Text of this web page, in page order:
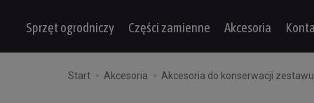
Sprzęt ogrodniczy Części zamienne Akcesoria
Start Akcesoria Akcesoria do konserwacji